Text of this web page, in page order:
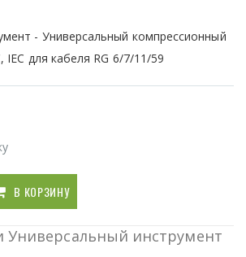
- Универсальный компрессионный
IEC для кабеля RG 6/7/11/59
В КОРЗИНУ
Универсальный инструмент